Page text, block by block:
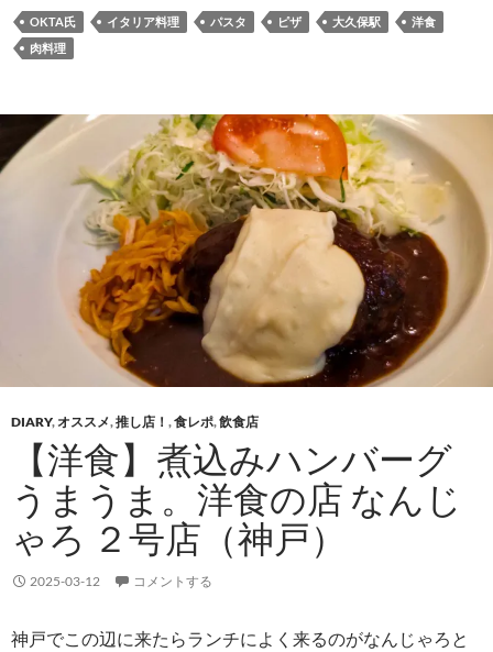
み
中…
OKTA氏 イタリア料理 パスタ ピザ 大久保駅
洋食
肉料理
DIARY,オススメ,推し店！ ,食レポ,飲食店
【洋食】煮込みハンバーグ
うまうま。洋食の店 なんじ
ゃろ ２号店（神戸）
2025-03-12 コメントする
神戸でこの辺に来たらランチによく来るのがなんじゃろと